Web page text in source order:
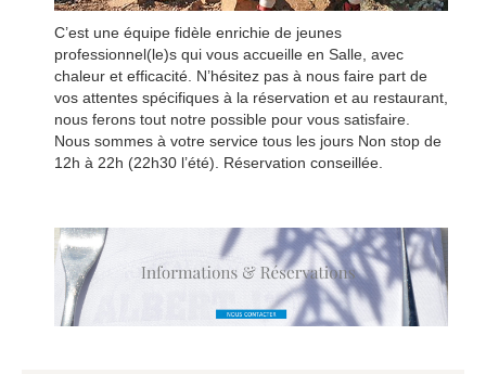
C’est une équipe fidèle enrichie de jeunes
professionnel(le)s qui vous accueille en Salle, avec
chaleur et efficacité. N’hésitez pas à nous faire part de
vos attentes spécifiques à la réservation et au restaurant,
nous ferons tout notre possible pour vous satisfaire.
Nous sommes à votre service tous les jours Non stop de
12h à 22h (22h30 l’été). Réservation conseillée.